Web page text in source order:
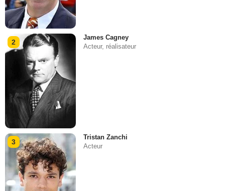
2
James Cagney
Acteur, réalisateur
3
Tristan Zanchi
Acteur